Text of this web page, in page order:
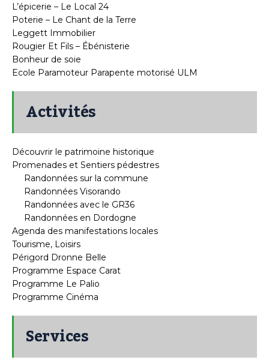
L’épicerie – Le Local 24
Poterie – Le Chant de la Terre
Leggett Immobilier
Rougier Et Fils – Ébénisterie
Bonheur de soie
Ecole Paramoteur Parapente motorisé ULM
Activités
Découvrir le patrimoine historique
Promenades et Sentiers pédestres
Randonnées sur la commune
Randonnées Visorando
Randonnées avec le GR36
Randonnées en Dordogne
Agenda des manifestations locales
Tourisme, Loisirs
Périgord Dronne Belle
Programme Espace Carat
Programme Le Palio
Programme Cinéma
Services